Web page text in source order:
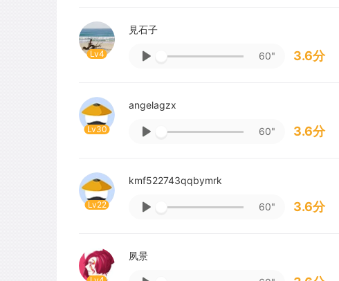
Lv4
見石子
60" 3.6分
Lv30
angelagzx
60" 3.6分
Lv22
kmf522743qqbymrk
60" 3.6分
夙景